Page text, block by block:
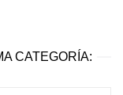
CATEGORÍA: